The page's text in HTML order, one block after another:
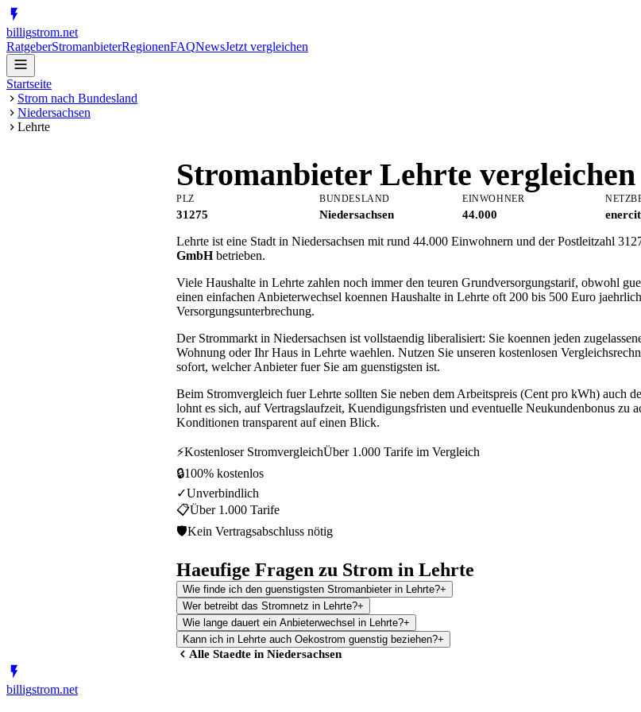
billigstrom.net
RatgeberStromanbieterRegionenFAQNewsJetzt vergleichen
Startseite
Strom nach Bundesland
Niedersachsen
Lehrte
Stromanbieter Lehrte vergleichen
PLZ
31275
BUNDESLAND
Niedersachsen
EINWOHNER
44.000
Lehrte ist eine Stadt in Niedersachsen mit rund 44.000 Einwohnern und der Postleitzahl
GmbHbetrieben.
Viele Haushalte in Lehrte zahlen noch immer den teuren Grundversorgungstarif, obwohl
einen einfachen Anbieterwechsel koennen Haushalte in Lehrte oft 200 bis 500 Euro
Versorgungsunterbrechung.
Der Strommarkt in Niedersachsen ist vollstaendig liberalisiert: Sie koennen jeden
Wohnung oder Ihr Haus in Lehrte waehlen. Nutzen Sie unseren kostenlosen
sofort, welcher Anbieter fuer Sie am guenstigsten ist.
Beim Stromvergleich fuer Lehrte sollten Sie neben dem Arbeitspreis (Cent pro kWh) auch
lohnt es sich, auf Vertragslaufzeit, Kuendigungsfristen und eventuelle Neukundenbonus zu
Konditionen transparent auf einen Blick.
⚡Kostenloser StromvergleichÜber 1.000 Tarife im Vergleich
🔒100% kostenlos
✓Unverbindlich
📋Über 1.000 Tarife
🛡Kein Vertragsabschluss nötig
Haeufige Fragen zu Strom in Lehrte
Wie finde ich den guenstigsten Stromanbieter in Lehrte?+
Wer betreibt das Stromnetz in Lehrte?+
Wie lange dauert ein Anbieterwechsel in Lehrte?+
Kann ich in Lehrte auch Oekostrom guenstig beziehen?+
Alle Staedte in Niedersachsen
billigstrom.net